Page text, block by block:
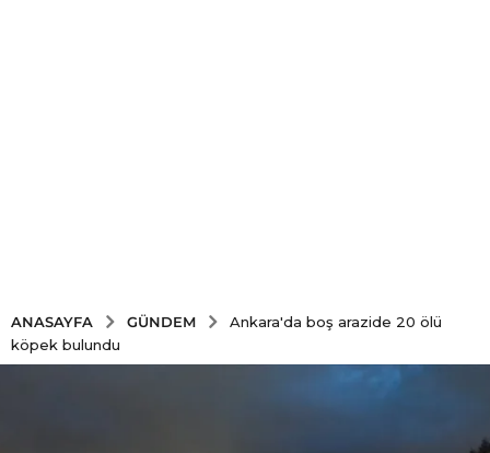
ANASAYFA GÜNDEM
Ankara'da boş arazide 20 ölü
köpek bulundu